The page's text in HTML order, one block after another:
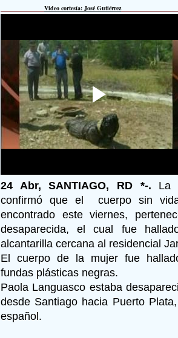
Video cortesía: José Gutiérrez
24 Abr, SANTIAGO, RD *-. La
confirmó que el cuerpo sin
encontrado este viernes,
desaparecida, el cual fue
alcantarilla cercana al residencial
El cuerpo de la mujer fue
fundas plásticas negras.
Paola Languasco estaba
desde Santiago hacia Puerto
español.